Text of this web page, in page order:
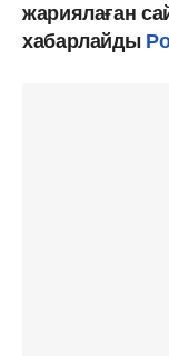
жариялаған
хабарлайды